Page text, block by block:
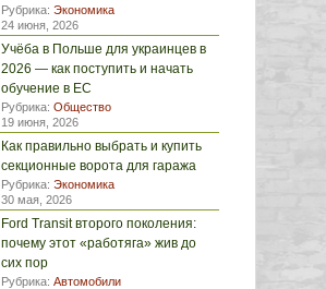
Рубрика: Экономика
24 июня, 2026
Учёба в Польше для украинцев в
2026 — как поступить и начать
обучение в ЕС
Рубрика: Общество
19 июня, 2026
Как правильно выбрать и купить
секционные ворота для гаража
Рубрика: Экономика
30 мая, 2026
Ford Transit второго поколения:
почему этот «работяга» жив до
сих пор
Рубрика: Автомобили